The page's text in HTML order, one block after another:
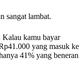
sangat lambat.
Kalau kamu bayar
yang masuk ke
41% yang beneran